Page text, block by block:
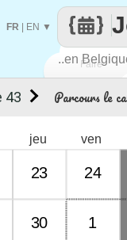
Faire
..en
FR EN ▼
Parcours le
jeu ven
23 24
30 1
43